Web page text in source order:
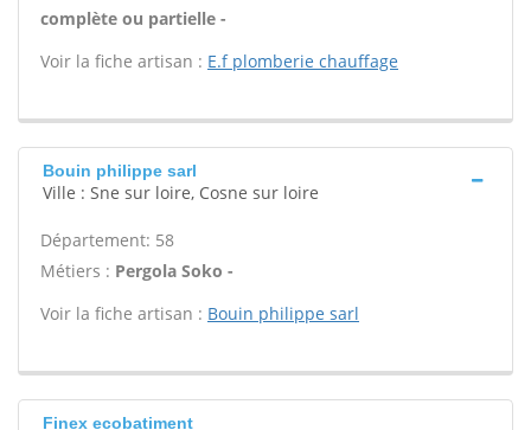
complète ou partielle -
Voir la fiche artisan : E.f plomberie chauffage
Bouin philippe sarl
Ville : Sne sur loire, Cosne sur loire
Département: 58
Métiers : Pergola Soko -
Voir la fiche artisan : Bouin philippe sarl
Finex ecobatiment